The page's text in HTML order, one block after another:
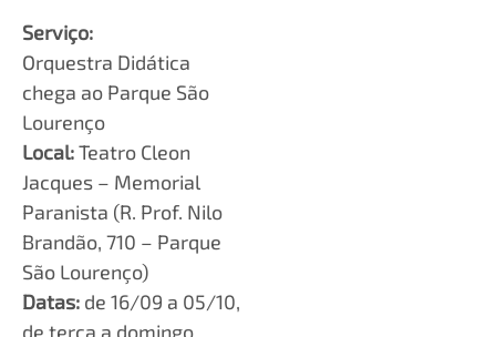
Serviço:
Orquestra Didática
chega ao Parque São
Lourenço
Local:Teatro Cleon
Jacques – Memorial
Paranista (R. Prof. Nilo
Brandão, 710 – Parque
São Lourenço)
Datas: de 16/09 a 05/10,
de terça a domingo